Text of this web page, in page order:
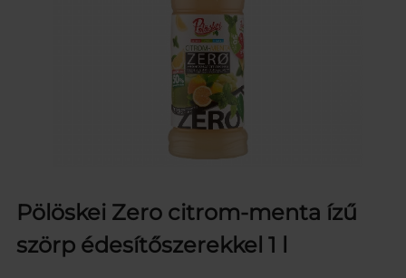
Pölöskei Zero citrom-menta ízű
szörp édesítőszerekkel 1 l